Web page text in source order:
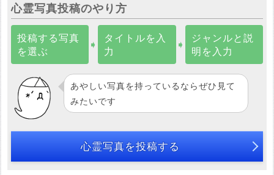
心霊写真投稿のやり方
投稿する写真
を選ぶ
➧
タイトルを入
力
➧
ジャンルと説
明を入力
あやしい写真を持っているならぜひ見て
みたいです
心霊写真を投稿する